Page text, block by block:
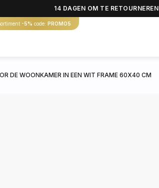
14 DAGEN OM TE RETOURNEREN
-5% code: PROMO5
DE WOONKAMER IN EEN WIT FRAME 60X40 CM